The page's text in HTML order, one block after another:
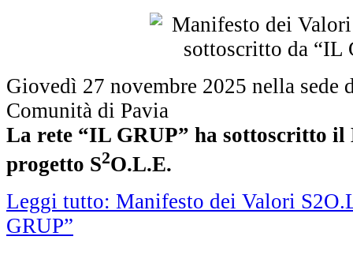
Giovedì 27 novembre 2025 nella sede
Comunità di Pavia
La rete “IL GRUP” ha sottoscritto
progetto S2O.L.E.
Leggi tutto: Manifesto dei Valori
GRUP”